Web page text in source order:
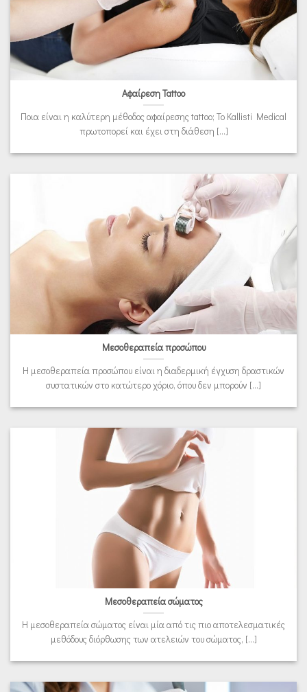
Αφαίρεση Tattoo
Ποια είναι η καλύτερη μέθοδος αφαίρεσης tattoo; Το Kallisti Medical
πρωτοπορεί και έχει στη διάθεση [...]
Μεσοθεραπεία προσώπου
Η μεσοθεραπεία προσώπου είναι η διαδερμική έγχυση δραστικών
συστατικών στο κατώτερο χόριο, όπου δεν μπορούν [...]
Μεσοθεραπεία σώματος
Η μεσοθεραπεία σώματος είναι μία από τις πιο αποτελεσματικές
μεθόδους διόρθωσης των ατελειών του σώματος, [...]